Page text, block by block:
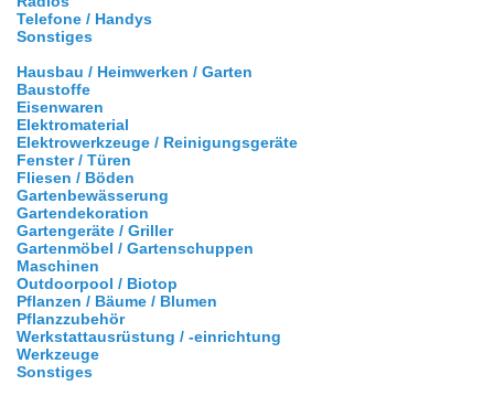
Telefone / Handys
Sonstiges
Hausbau / Heimwerken / Garten
Baustoffe
Eisenwaren
Elektromaterial
Elektrowerkzeuge / Reinigungsgeräte
Fenster / Türen
Fliesen / Böden
Gartenbewässerung
Gartendekoration
Gartengeräte / Griller
Gartenmöbel / Gartenschuppen
Maschinen
Outdoorpool / Biotop
Pflanzen / Bäume / Blumen
Pflanzzubehör
Werkstattausrüstung / -einrichtung
Werkzeuge
Sonstiges